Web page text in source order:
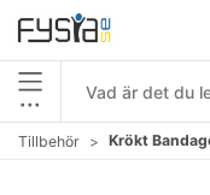
•••
Tillbehör Krökt